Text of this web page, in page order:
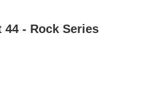
44 - Rock Series